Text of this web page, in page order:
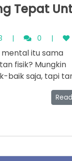
Tepat
| 0 |
mental itu sama
fisik? Mungkin
baik saja, tapi
kamu butuh
loohhh. Nah,